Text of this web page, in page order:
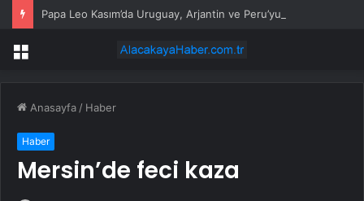
Menü
Anasayfa / Haber
Haber
Mersin’de feci kaza